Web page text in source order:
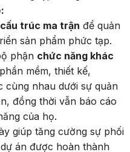
cấu trúc ma trận để quản
sản phẩm phức tạp.
phận chức năng khác
mềm, thiết kế,
cùng nhau dưới sự quản
đồng thời vẫn báo cáo
của họ.
giúp tăng cường sự phối
án được hoàn thành